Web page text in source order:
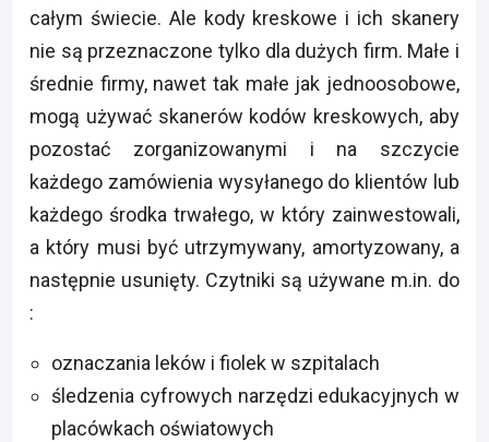
całym świecie. Ale kody kreskowe i ich skanery
nie są przeznaczone tylko dla dużych firm. Małe i
średnie firmy, nawet tak małe jak jednoosobowe,
mogą używać skanerów kodów kreskowych, aby
pozostać zorganizowanymi i na szczycie
każdego zamówienia wysyłanego do klientów lub
każdego środka trwałego, w który zainwestowali,
a który musi być utrzymywany, amortyzowany, a
następnie usunięty. Czytniki są używane m.in. do
:
oznaczania leków i fiolek w szpitalach
śledzenia cyfrowych narzędzi edukacyjnych w
placówkach oświatowych